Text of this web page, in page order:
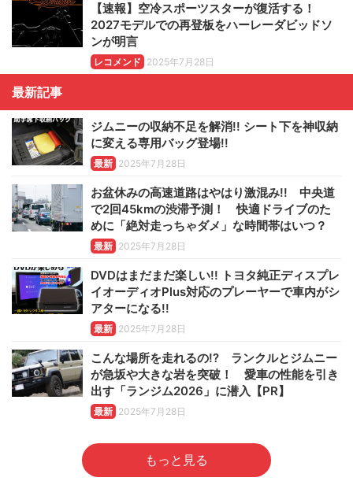
【速報】空冷スポーツスターが復活する！
2027モデルでの再登板をハーレーダビッドソ
ンが明言
レコメンド 2025年7月28日
最新記事
ジムニーの収納不足を解消!! シート下を神収納
に変える専用バッグ登場!!
最新 2025年7月28日
お盆休みの高速道路はやはり激混み!! 中央道
で2回45kmの渋滞予測！ 快適ドライブのた
めに「絶対走っちゃダメ」な時間帯はいつ？
最新 2025年7月28日
DVDはまだまだ楽しい!! トヨタ純正ディスプレ
イオーディオPlus対応のプレーヤーで車内がシ
アターになる!!
最新 2025年7月28日
こんな場所を走れるの!? ランクルとジムニー
が急坂や大きな岩を突破！ 愛車の性能を引き
出す「ランジム2026」に潜入【PR】
最新 2025年7月28日
もっと見る